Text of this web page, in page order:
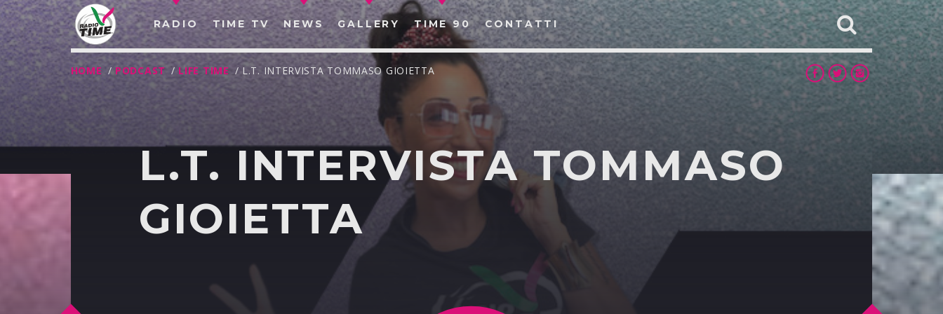
RADIO TIME TV NEWS GALLERY TIME 90 CONTATTI
CERCA NEL SITO WEB:
HOME /PODCAST / LIFE TIME / L.T. INTERVISTA TOMMASO GIOIETTA
L.T. INTERVISTA TOMMASO
GIOIETTA